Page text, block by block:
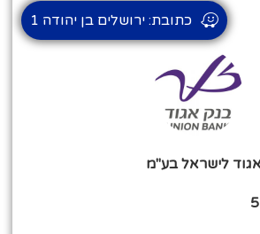
לישראל בע"מ
כתובת: ירושלים בן יהודה 1